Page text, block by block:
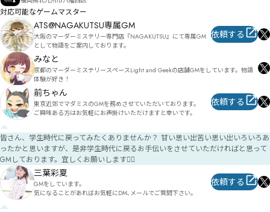
対応可能なゲームマスター
ATS@NAGAKUTSU専属GM
大阪のマーダーミステリー専門店『NAGAKUTSU』にて専属GM
として物語をご案内しております。
依頼する
みなと
京都のマーダーミステリースペースLight and Geekの店舗GMをしています。物語
体験が好き！
前ちゃん
東京近郊でマダミスのGMを務めさせていただいております。
ご興味ある方はお気軽にお声掛けいただけますと幸いです。
依頼する
皆さん、学生時代に戻ってみたくありませんか？ 甘い思い出苦い思い出いろいろあ
ったかと思いますが、是非学生時代に戻るお手伝いをさせていただければと思って
GMしております。宜しくお願いします🙇‍♀️
三葉彩夏
GMをしています。
気になることがあればお気軽にDM､メールでご質問下さい。
依頼する